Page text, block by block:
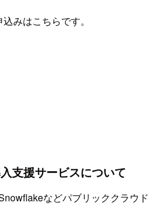
みはこちらです。
支援サービスについて
などパブリッククラウド